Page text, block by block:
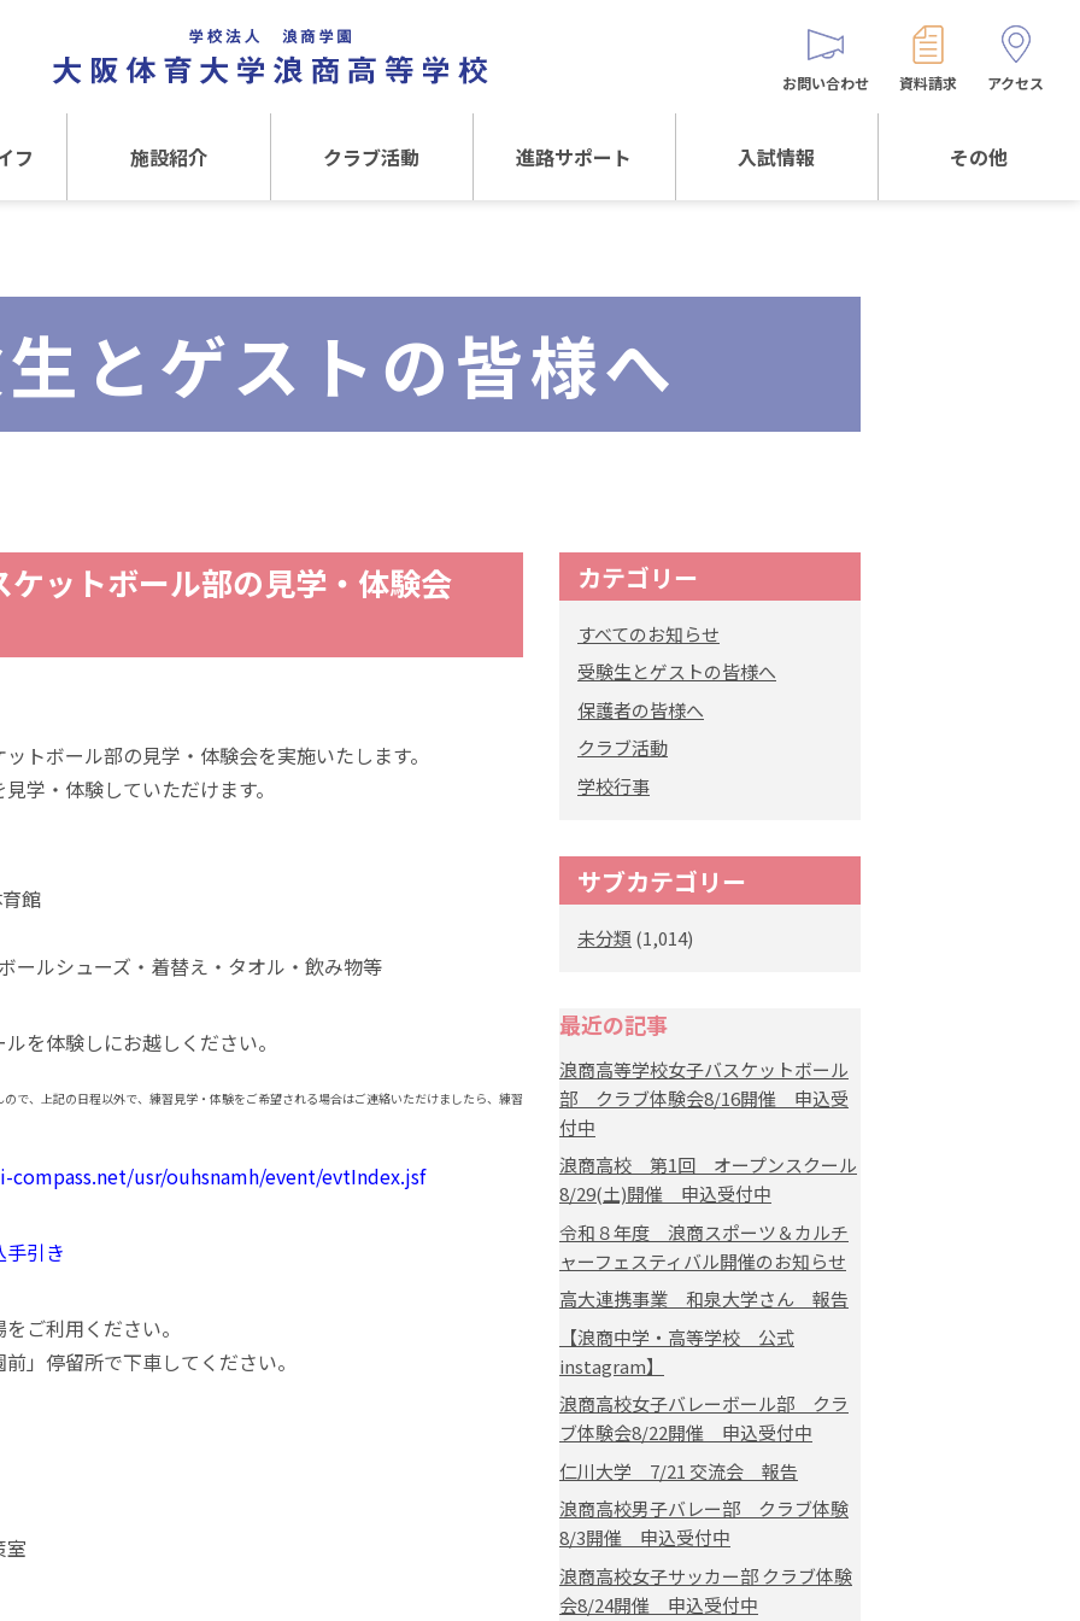
フ 施設紹介 クラブ活動
文化クラブ
進路サポート
大阪体育大学
内部進学について
入試情報 その他
お問い合わせ 資料請求 アクセス
とゲストの皆様へ
ットボール部の見学・体験会
トボール部の見学・体験会を実施いたします。
学・体験していただけます。
館
ールシューズ・着替え・タオル・飲み物等
を体験しにお越しください。
で、上記の日程以外で、練習見学・体験をご希望される場合はご連絡いただけましたら、練習
usr/ouhsnamh/event/evtIndex.jsf
引き
ご利用ください。
」停留所で下車してください。
室
カテゴリー
すべてのお知らせ
受験生とゲストの皆様へ
保護者の皆様へ
クラブ活動
学校行事
サブカテゴリー
未分類 (1,014)
最近の記事
浪商高等学校女子バスケットボール
部 クラブ体験会8/16開催 申込受
付中
浪商高校 第1回 オープンスクール
8/29(土)開催 申込受付中
令和８年度 浪商スポーツ＆カルチ
ャーフェスティバル開催のお知らせ
高大連携事業 和泉大学さん 報告
【浪商中学・高等学校 公式
instagram】
浪商高校女子バレーボール部 クラ
ブ体験会8/22開催 申込受付中
仁川大学 7/21 交流会 報告
浪商高校男子バレー部 クラブ体験
8/3開催 申込受付中
浪商高校女子サッカー部 クラブ体験
会8/24開催 申込受付中